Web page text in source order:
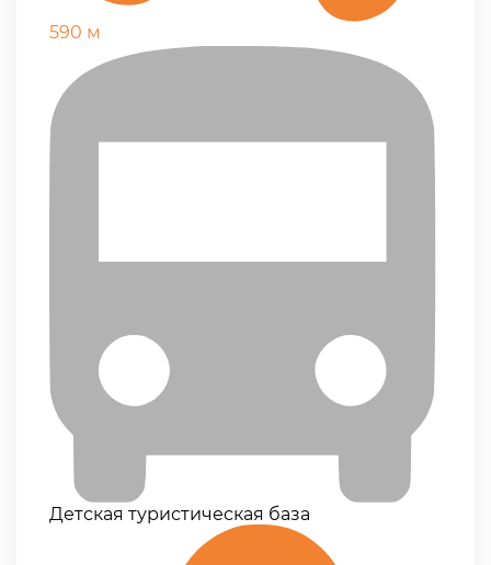
590 м
Детская туристическая база